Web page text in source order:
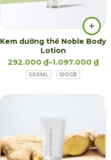
Kem dưỡng thể Noble Body
Lotion
292.000 ₫–1.097.000 ₫
500ML 100GR